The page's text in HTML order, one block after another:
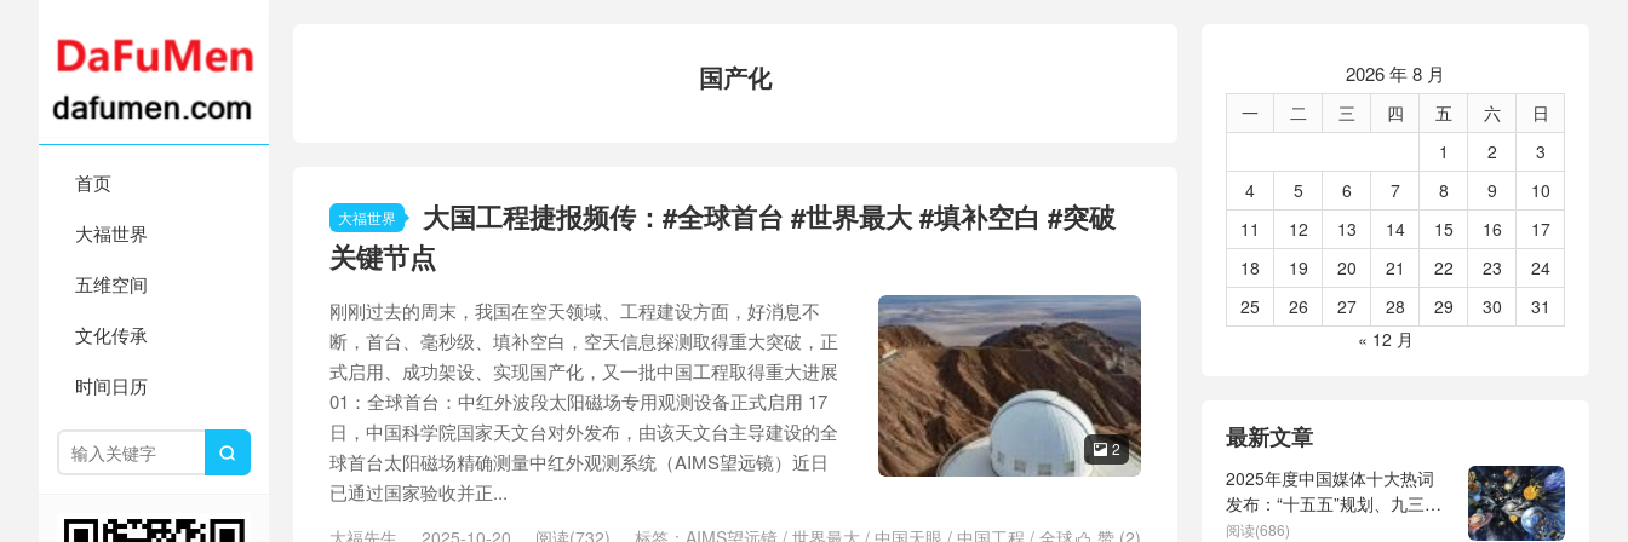
首页
大福世界
五维空间
文化传承
时间日历

国产化
大福世界
大国工程捷报频传：#全球首台 #世界最大 #填补空白 #突破
关键节点
 2
刚刚过去的周末，我国在空天领域、工程建设方面，好消息不
断，首台、毫秒级、填补空白，空天信息探测取得重大突破，正
式启用、成功架设、实现国产化，又一批中国工程取得重大进展
01：全球首台：中红外波段太阳磁场专用观测设备正式启用 17
日，中国科学院国家天文台对外发布，由该天文台主导建设的全
球首台太阳磁场精确测量中红外观测系统（AIMS望远镜）近日
已通过国家验收并正...
赞 (2)
大福先生 2025-10-20 阅读(732) 标签： AIMS望远镜 / 世界最大 / 中国天眼 / 中国工程 / 全球
2026 年 8 月
一 二 三 四 五 六
日
1
2
3
4
5 6 7 8 9
10
11
12 13 14 15 16
17
18
19 20 21 22 23
24
25
26 27 28 29 30
31
« 12 月
最新文章
2025年度中国媒体十大热词
发布：“十五五”规划、九三阅
兵、全球治理倡议、
阅读(686)